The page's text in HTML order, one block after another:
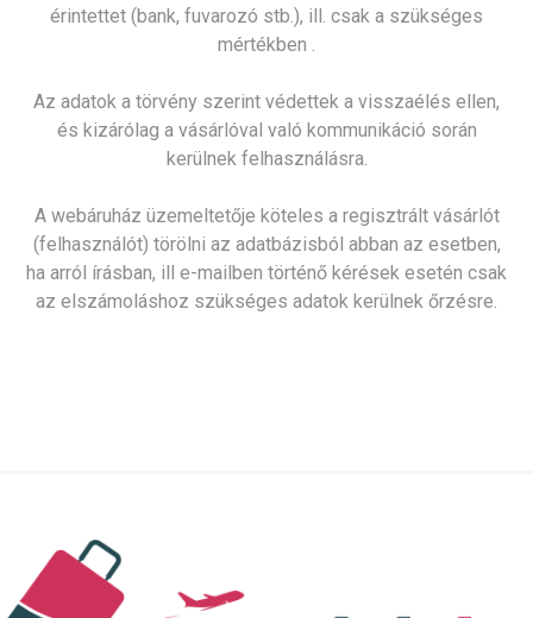
érintettet (bank, fuvarozó stb.), ill. csak a szükséges
mértékben .
Az adatok a törvény szerint védettek a visszaélés ellen,
és kizárólag a vásárlóval való kommunikáció során
kerülnek felhasználásra.
A webáruház üzemeltetője köteles a regisztrált vásárlót
(felhasználót) törölni az adatbázisból abban az esetben,
ha arról írásban, ill e-mailben történő kérések esetén csak
az elszámoláshoz szükséges adatok kerülnek őrzésre.